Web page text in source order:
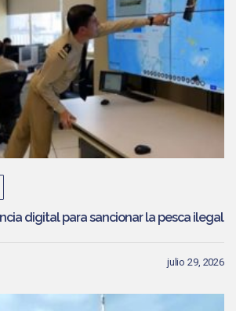
digital para sancionar la pesca ilegal
julio 29, 2026